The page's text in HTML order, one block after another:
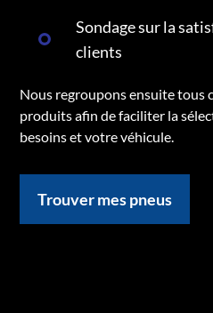
Sondage sur la
clients
Nous regroupons ensuite tous
produits afin de faciliter la
besoins et votre véhicule.
Trouver mes pneus